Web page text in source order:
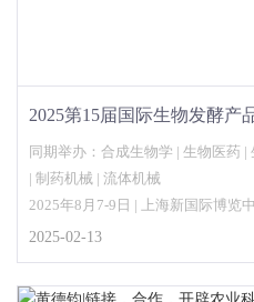
2025第15届国际生物发酵产
同期举办：合成生物学 | 生物医药
| 制药机械 | 流体机械
2025年8月7-9日 | 上海新国际博览
主办单位：
中国生物发酵产业协会
2025-02-13